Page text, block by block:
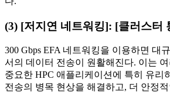
(3) [저지연 네트워킹]: [클러스터
300 Gbps EFA 네트워킹을 이용하면 대
서의 데이터 전송이 원활해진다. 이는 여
중요한 HPC 애플리케이션에 특히 유리
전송의 병목 현상을 해결하고, 더 안정